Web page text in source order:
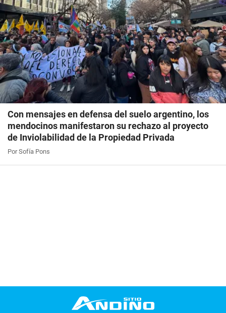
Con mensajes en defensa del suelo argentino, los
mendocinos manifestaron su rechazo al proyecto
de Inviolabilidad de la Propiedad Privada
Por Sofía Pons